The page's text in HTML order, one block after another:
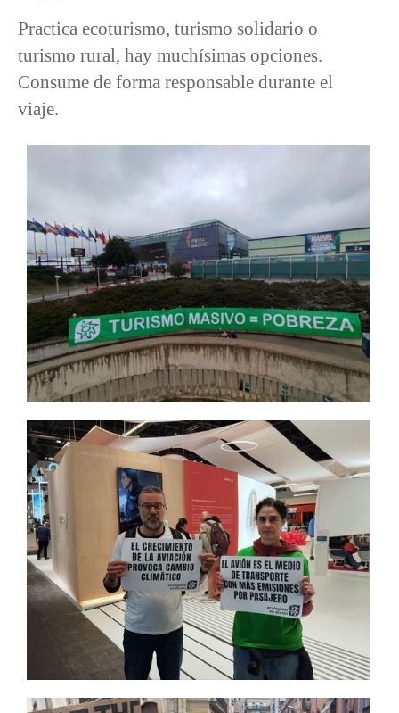
Practica ecoturismo, turismo solidario o
turismo rural, hay muchísimas opciones.
Consume de forma responsable durante el
viaje.